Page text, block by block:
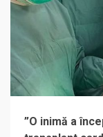
”O inimă a